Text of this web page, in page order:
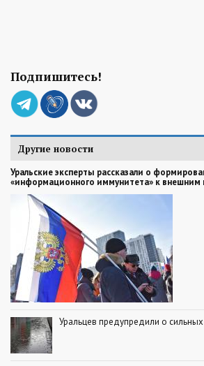
Подпишитесь!
Другие новости
Уральские эксперты рассказали о
«информационного иммунитета» к внешним
Уральцев предупредили о